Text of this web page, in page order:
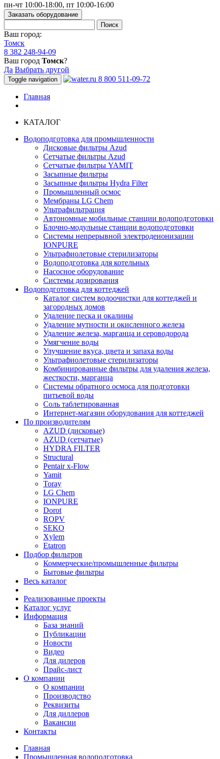
пн-чт 10:00-18:00, пт 10:00-16:00
Заказать оборудование
Ваш город:
Томск
8 382 248-94-09
Ваш город Томск?
Да Выбрать другой
Toggle navigation 8 800 511-09-72
Главная
КАТАЛОГ
Водоподготовка для промышленности
Дисковые фильтры Azud
Сетчатые фильтры Azud
Сетчатые фильтры YAMIT
Засыпные фильтры
Засыпные фильтры Hydra Filter
Промышленный осмос
Мембраны LG Chem
Ультрафильтрация
Автономные мобильные станции водоподготовки
Блочно-модульные станции водоподготовки
Системы непрерывной электродеионизации
IONPURE
Ультрафиолетовые стерилизаторы
Водоподготовка для котельных
Насосное оборудование
Системы дозирования
Водоподготовка для коттеджей
Каталог систем водоочистки для коттеджей и
загородных домов
Удаление песка и окалины
Удаление мутности и окисленного железа
Удаление железа, марганца и сероводорода
Умягчение воды
Улучшение вкуса, цвета и запаха воды
Ультрафиолетовые стерилизаторы
Комбинированные фильтры для удаления железа,
жесткости, марганца
Системы обратного осмоса для подготовки
питьевой воды
Соль таблетированная
Интернет-магазин оборудования для коттеджей
По производителям
AZUD (дисковые)
AZUD (сетчатые)
HYDRA FILTER
Structural
Pentair x-Flow
Yamit
Toray
LG Chem
IONPURE
Dorot
ROPV
SEKO
Xylem
Etatron
Подбор фильтров
Коммерческие/промышленные фильтры
Бытовые фильтры
Весь каталог
Реализованные проекты
Каталог услуг
Информация
База знаний
Публикации
Новости
Видео
Для дилеров
Прайс-лист
О компании
О компании
Производство
Реквизиты
Для диллеров
Вакансии
Контакты
Главная
Промышленная водоподготовка